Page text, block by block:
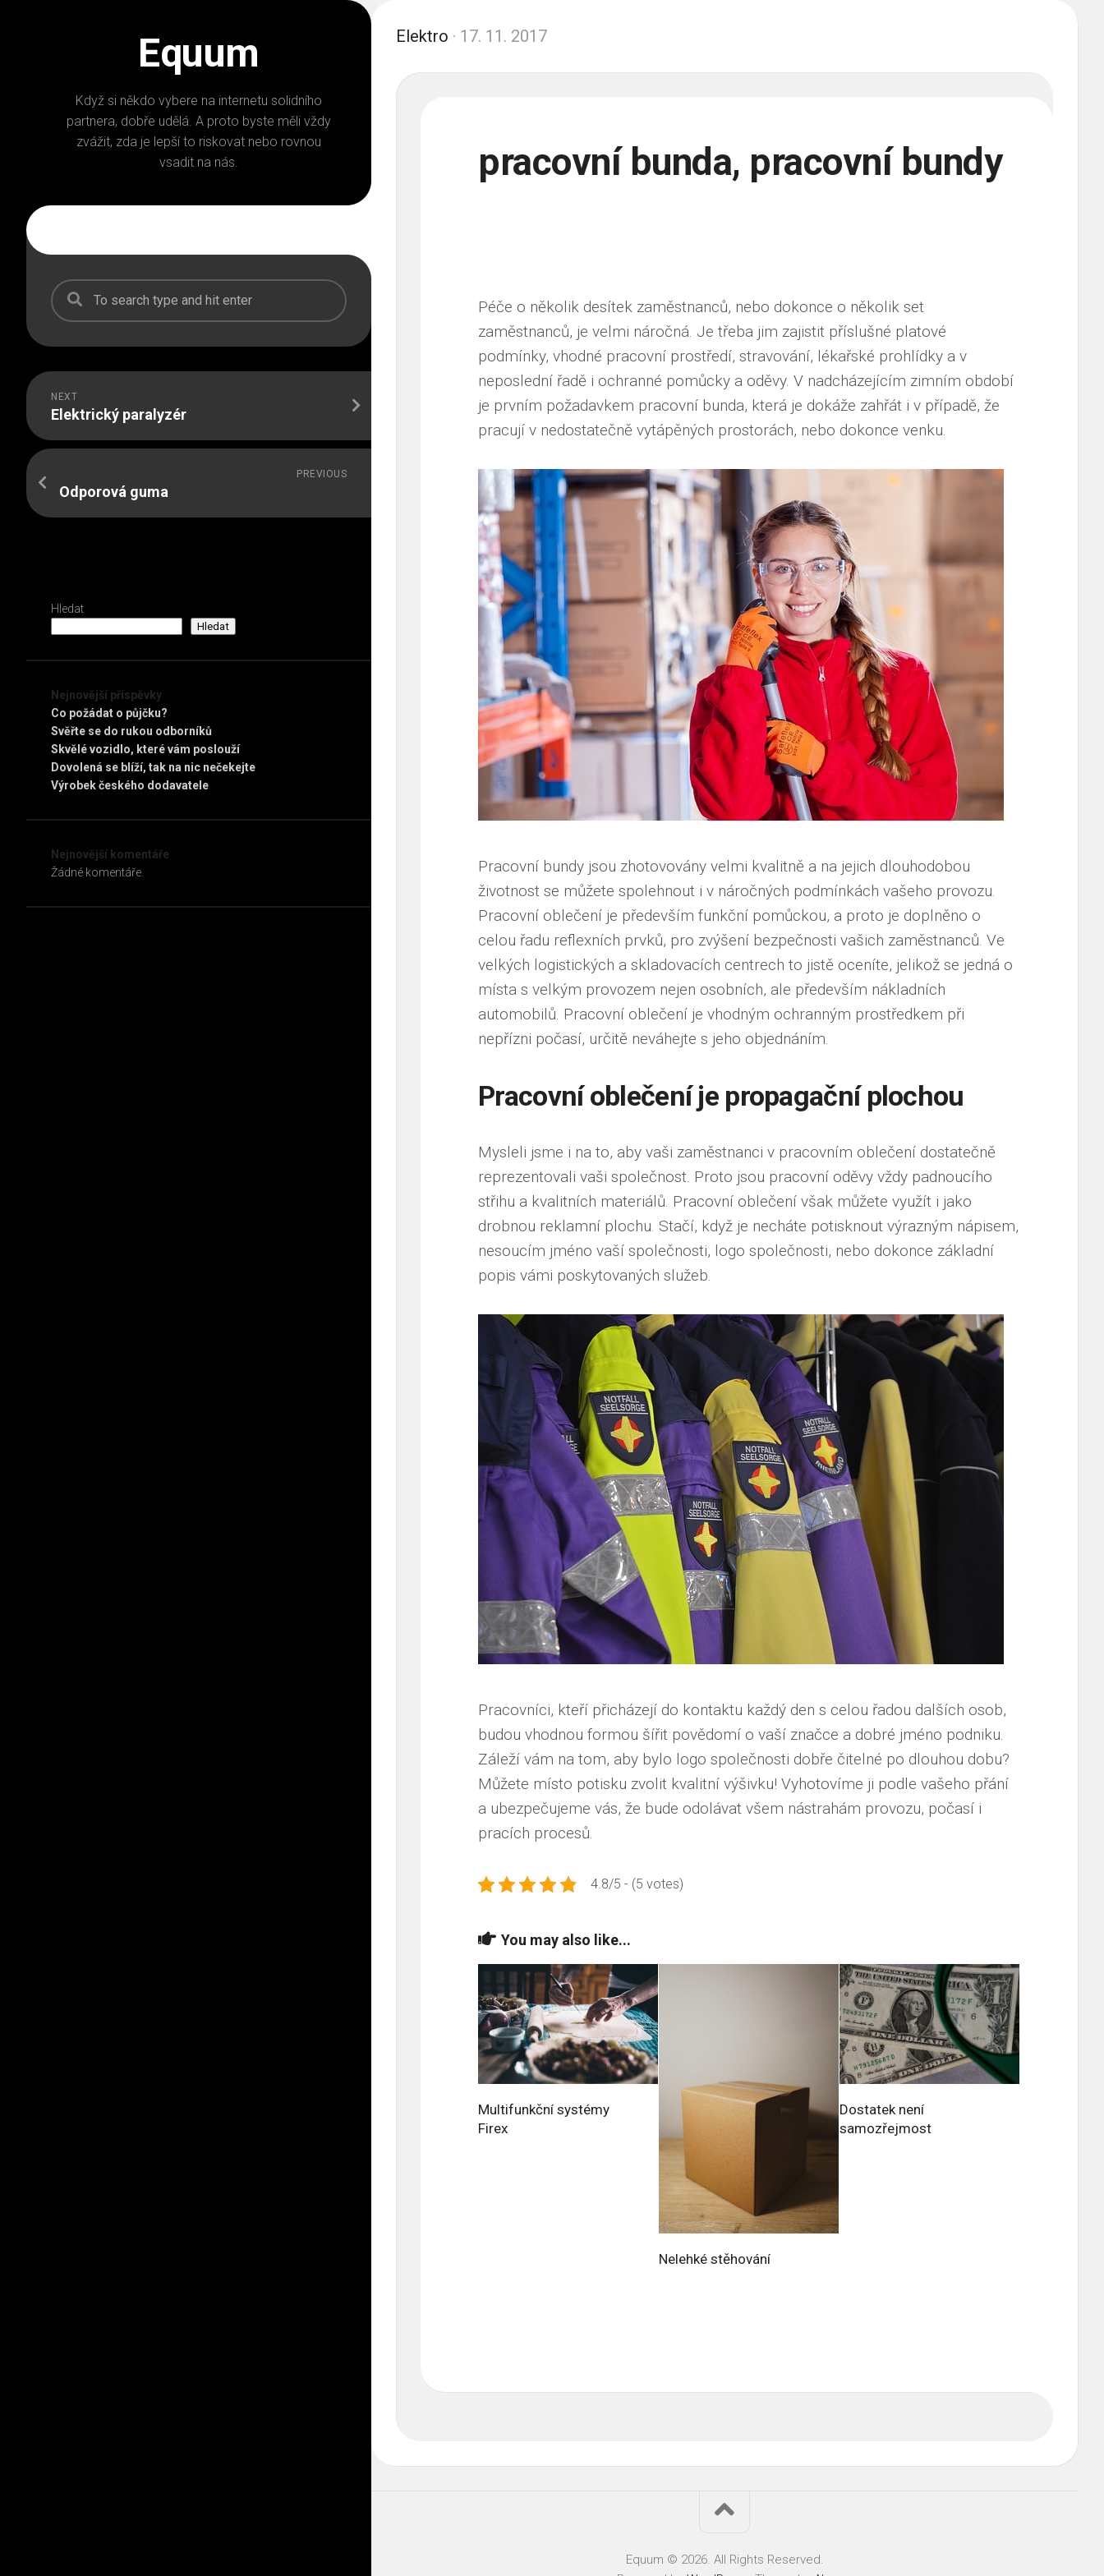
Equum
Když si někdo vybere na internetu solidního
partnera, dobře udělá. A proto byste měli vždy
zvážit, zda je lepší to riskovat nebo rovnou
vsadit na nás.
NEXT
Elektrický paralyzér
PREVIOUS
Odporová guma
Hledat
Hledat
Nejnovější příspěvky
Co požádat o půjčku?
Svěřte se do rukou odborníků
Skvělé vozidlo, které vám poslouží
Dovolená se blíží, tak na nic nečekejte
Výrobek českého dodavatele
Nejnovější komentáře
Žádné komentáře.
Elektro · 17. 11. 2017
pracovní bunda, pracovní bundy
Péče o několik desítek zaměstnanců, nebo dokonce o několik set
zaměstnanců, je velmi náročná. Je třeba jim zajistit příslušné platové
podmínky, vhodné pracovní prostředí, stravování, lékařské prohlídky a v
neposlední řadě i ochranné pomůcky a oděvy. V nadcházejícím zimním období
je prvním požadavkem pracovní bunda, která je dokáže zahřát i v případě, že
pracují v nedostatečně vytápěných prostorách, nebo dokonce venku.
Pracovní bundy jsou zhotovovány velmi kvalitně a na jejich dlouhodobou
životnost se můžete spolehnout i v náročných podmínkách vašeho provozu.
Pracovní oblečení je především funkční pomůckou, a proto je doplněno o
celou řadu reflexních prvků, pro zvýšení bezpečnosti vašich zaměstnanců. Ve
velkých logistických a skladovacích centrech to jistě oceníte, jelikož se jedná o
místa s velkým provozem nejen osobních, ale především nákladních
automobilů. Pracovní oblečení je vhodným ochranným prostředkem při
nepřízni počasí, určitě neváhejte s jeho objednáním.
Pracovní oblečení je propagační plochou
Mysleli jsme i na to, aby vaši zaměstnanci v pracovním oblečení dostatečně
reprezentovali vaši společnost. Proto jsou pracovní oděvy vždy padnoucího
střihu a kvalitních materiálů. Pracovní oblečení však můžete využít i jako
drobnou reklamní plochu. Stačí, když je necháte potisknout výrazným nápisem,
nesoucím jméno vaší společnosti, logo společnosti, nebo dokonce základní
popis vámi poskytovaných služeb.
Pracovníci, kteří přicházejí do kontaktu každý den s celou řadou dalších osob,
budou vhodnou formou šířit povědomí o vaší značce a dobré jméno podniku.
Záleží vám na tom, aby bylo logo společnosti dobře čitelné po dlouhou dobu?
Můžete místo potisku zvolit kvalitní výšivku! Vyhotovíme ji podle vašeho přání
a ubezpečujeme vás, že bude odolávat všem nástrahám provozu, počasí i
pracích procesů.
4.8/5 - (5 votes)
You may also like...
Multifunkční systémy
Firex
Nelehké stěhování
Dostatek není
samozřejmost
Equum © 2026. All Rights Reserved.